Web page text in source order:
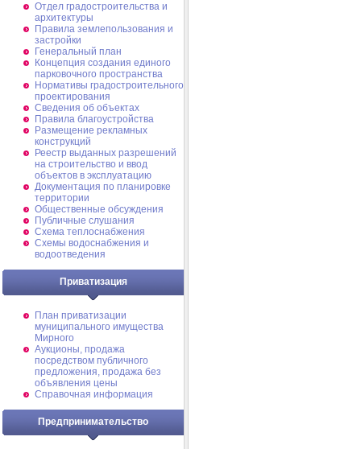
Отдел градостроительства и
архитектуры
Правила землепользования и
застройки
Генеральный план
Концепция создания единого
парковочного пространства
Нормативы градостроительного
проектирования
Сведения об объектах
Правила благоустройства
Размещение рекламных
конструкций
Реестр выданных разрешений
на строительство и ввод
объектов в эксплуатацию
Документация по планировке
территории
Общественные обсуждения
Публичные слушания
Схема теплоснабжения
Схемы водоснабжения и
водоотведения
Приватизация
План приватизации
муниципального имущества
Мирного
Аукционы, продажа
посредством публичного
предложения, продажа без
объявления цены
Справочная информация
Предпринимательство